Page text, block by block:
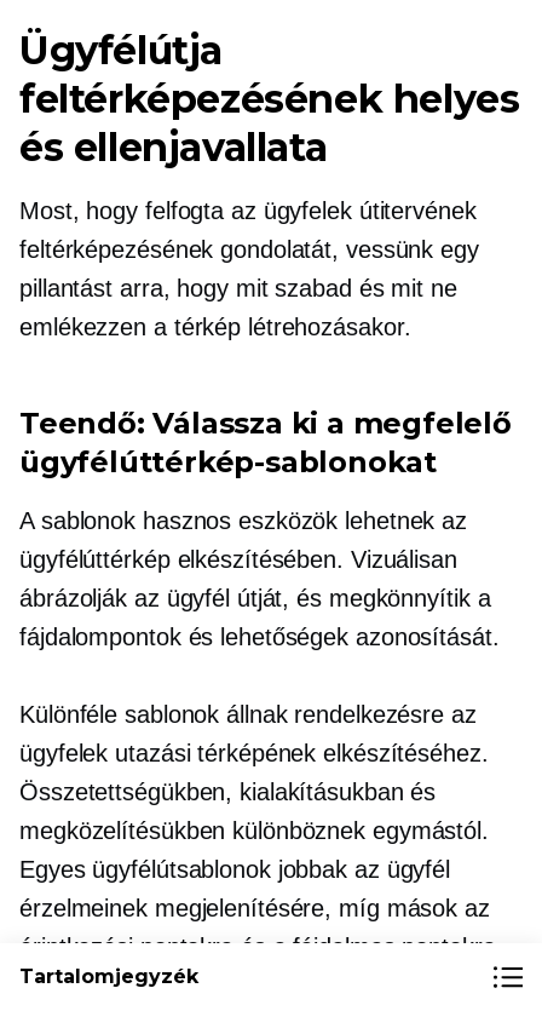
Ügyfélútja
feltérképezésének helyes
és ellenjavallata
Most, hogy felfogta az ügyfelek útitervének
feltérképezésének gondolatát, vessünk egy
pillantást arra, hogy mit szabad és mit ne
emlékezzen a térkép létrehozásakor.
Teendő: Válassza ki a megfelelő
ügyfélúttérkép-sablonokat
A sablonok hasznos eszközök lehetnek az
ügyfélúttérkép elkészítésében. Vizuálisan
ábrázolják az ügyfél útját, és megkönnyítik a
fájdalompontok és lehetőségek azonosítását.
Különféle sablonok állnak rendelkezésre az
ügyfelek utazási térképének elkészítéséhez.
Összetettségükben, kialakításukban és
megközelítésükben különböznek egymástól.
Egyes ügyfélútsablonok jobbak az ügyfél
érzelmeinek megjelenítésére, míg mások az
érintkezési pontokra és a fájdalmas pontokra
összpontosítanak. Nagyon fontos, hogy olyan
Tartalomjegyzék